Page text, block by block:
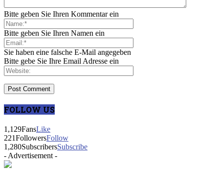
Bitte geben Sie Ihren Kommentar ein
Bitte geben Sie Ihren Namen ein
Sie haben eine falsche E-Mail angegeben
Bitte gebe Sie Ihre Email Adresse ein
FOLLOW US
1,129FansLike
221FollowersFollow
1,280SubscribersSubscribe
- Advertisement -